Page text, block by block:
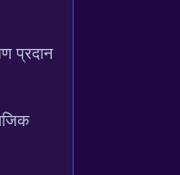
प्रदान